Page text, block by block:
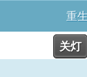
重
关灯